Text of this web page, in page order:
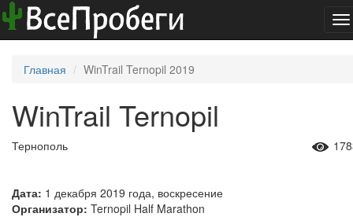
Главная WinTrail Ternopil 2019
WinTrail Ternopil
Тернополь
Дата: 1 декабря 2019 года, воскресение
Организатор: Ternopil Half Marathon